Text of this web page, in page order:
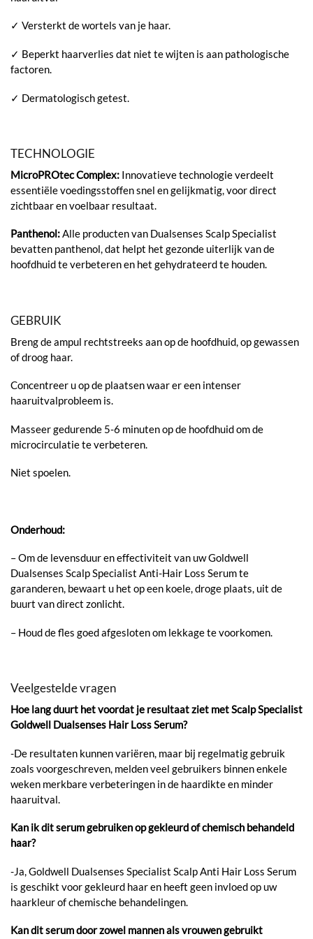
✓ Versterkt de wortels van je haar.
✓ Beperkt haarverlies dat niet te wijten is aan pathologische
factoren.
✓ Dermatologisch getest.
TECHNOLOGIE
MicroPROtec Complex: Innovatieve technologie verdeelt
essentiële voedingsstoffen snel en gelijkmatig, voor direct
zichtbaar en voelbaar resultaat.
Panthenol:Alle producten van Dualsenses Scalp Specialist
bevatten panthenol, dat helpt het gezonde uiterlijk van de
hoofdhuid te verbeteren en het gehydrateerd te houden.
GEBRUIK
Breng de ampul rechtstreeks aan op de hoofdhuid, op gewassen
of droog haar.
Concentreer u op de plaatsen waar er een intenser
haaruitvalprobleem is.
Masseer gedurende 5-6 minuten op de hoofdhuid om de
microcirculatie te verbeteren.
Niet spoelen.
Onderhoud:
– Om de levensduur en effectiviteit van uw Goldwell
Dualsenses Scalp Specialist Anti-Hair Loss Serum te
garanderen, bewaart u het op een koele, droge plaats, uit de
buurt van direct zonlicht.
– Houd de fles goed afgesloten om lekkage te voorkomen.
Veelgestelde vragen
Hoe lang duurt het voordat je resultaat ziet met Scalp Specialist
Goldwell Dualsenses Hair Loss Serum?
-De resultaten kunnen variëren, maar bij regelmatig gebruik
zoals voorgeschreven, melden veel gebruikers binnen enkele
weken merkbare verbeteringen in de haardikte en minder
haaruitval.
Kan ik dit serum gebruiken op gekleurd of chemisch behandeld
haar?
-Ja, Goldwell Dualsenses Specialist Scalp Anti Hair Loss Serum
is geschikt voor gekleurd haar en heeft geen invloed op uw
haarkleur of chemische behandelingen.
Kan dit serum door zowel mannen als vrouwen gebruikt